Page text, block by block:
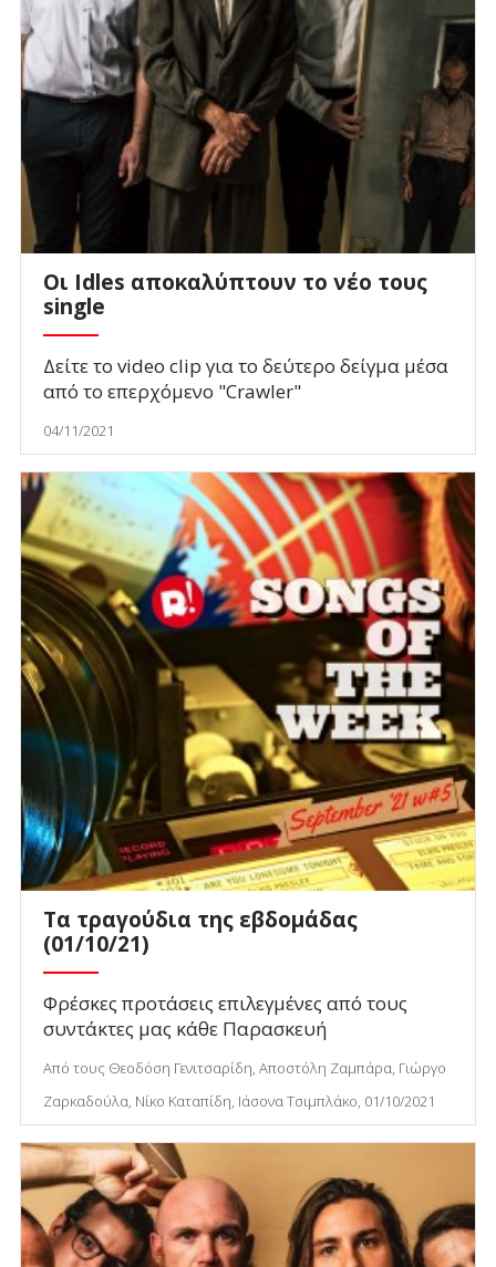
Οι Idles αποκαλύπτουν το νέο τους
single
Δείτε το video clip για το δεύτερο δείγμα μέσα
από το επερχόμενο "Crawler"
04/11/2021
Τα τραγούδια της εβδομάδας
(01/10/21)
Φρέσκες προτάσεις επιλεγμένες από τους
συντάκτες μας κάθε Παρασκευή
Από τους Θεοδόση Γενιτσαρίδη, Αποστόλη Ζαμπάρα, Γιώργο
Ζαρκαδούλα, Νίκο Καταπίδη, Ιάσονα Τσιμπλάκο, 01/10/2021